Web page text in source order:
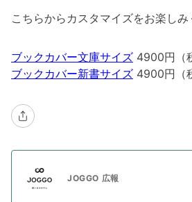
こちらからカスタマイズをお楽し
ブックカバー文庫サイズ 4900円（
ブックカバー新書サイズ 4900円（
JOGGO 広報